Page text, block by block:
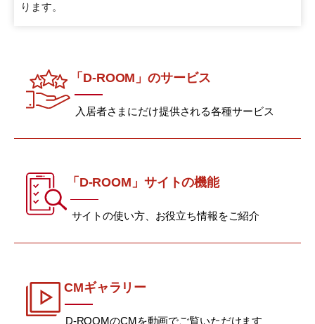
ります。
「D-ROOM」のサービス
入居者さまにだけ提供される各種サービス
「D-ROOM」サイトの機能
サイトの使い方、お役立ち情報をご紹介
CMギャラリー
D-ROOMのCMを動画でご覧いただけます